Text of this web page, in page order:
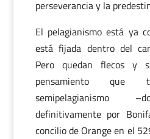
perseverancia y la
El pelagianismo está ya
está fijada dentro del
Pero quedan flecos y
pensamiento que
semipelagianismo
definitivamente por
concilio de Orange en el